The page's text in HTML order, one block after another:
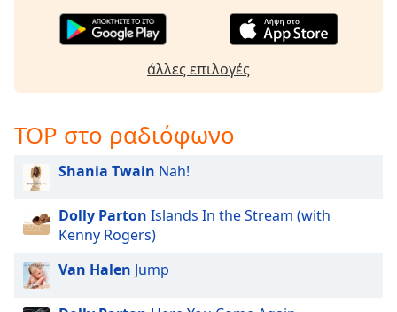
άλλες επιλογές
TOP στο ραδιόφωνο
Shania Twain Nah!
Dolly Parton Islands In the Stream (with
Kenny Rogers)
Van Halen Jump